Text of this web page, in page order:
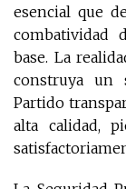
esencial que
combatividad
base. La
construya un
Partido
alta calidad,